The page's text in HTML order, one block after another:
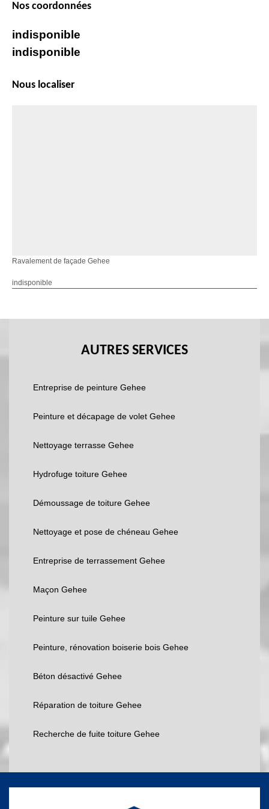
Nos coordonnées
indisponible
indisponible
Nous localiser
Ravalement de façade Gehee
indisponible
AUTRES SERVICES
Entreprise de peinture Gehee
Peinture et décapage de volet Gehee
Nettoyage terrasse Gehee
Hydrofuge toiture Gehee
Démoussage de toiture Gehee
Nettoyage et pose de chéneau Gehee
Entreprise de terrassement Gehee
Maçon Gehee
Peinture sur tuile Gehee
Peinture, rénovation boiserie bois Gehee
Béton désactivé Gehee
Réparation de toiture Gehee
Recherche de fuite toiture Gehee